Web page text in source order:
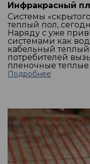
Инфракрасный
Системы
теплый пол,
Наряду с уже
системами как
кабельный
потребителей
пленочные
Подробнее